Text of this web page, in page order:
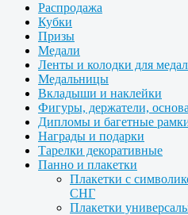
Распродажа
Кубки
Призы
Медали
Ленты и колодки для
Медальницы
Вкладыши и наклейки
Фигуры, держатели,
Дипломы и багетные
Награды и подарки
Тарелки декоративные
Панно и плакетки
Плакетки с
СНГ
Плакетки